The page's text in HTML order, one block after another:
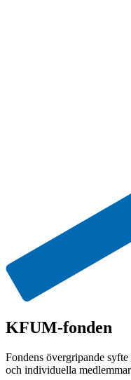
KFUM-fonden
Fondens övergripande
och individuella